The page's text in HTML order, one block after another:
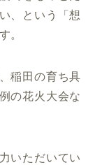
、という「想
。
稲田の育ち具
の花火大会な
いただいてい